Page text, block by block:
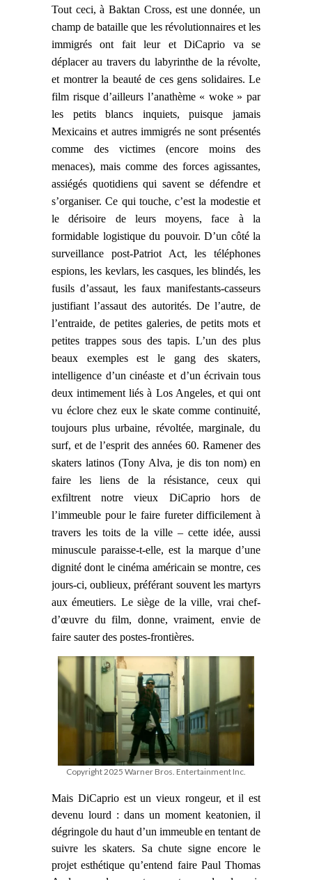
Tout ceci, à Baktan Cross, est une donnée, un
champ de bataille que les révolutionnaires et les
immigrés ont fait leur et DiCaprio va se
déplacer au travers du labyrinthe de la révolte,
et montrer la beauté de ces gens solidaires. Le
film risque d’ailleurs l’anathème « woke » par
les petits blancs inquiets, puisque jamais
Mexicains et autres immigrés ne sont présentés
comme des victimes (encore moins des
menaces), mais comme des forces agissantes,
assiégés quotidiens qui savent se défendre et
s’organiser. Ce qui touche, c’est la modestie et
le dérisoire de leurs moyens, face à la
formidable logistique du pouvoir. D’un côté la
surveillance post-Patriot Act, les téléphones
espions, les kevlars, les casques, les blindés, les
fusils d’assaut, les faux manifestants-casseurs
justifiant l’assaut des autorités. De l’autre, de
l’entraide, de petites galeries, de petits mots et
petites trappes sous des tapis. L’un des plus
beaux exemples est le gang des skaters,
intelligence d’un cinéaste et d’un écrivain tous
deuxintimementliés à Los Angeles, et qui ont
vu éclore chez eux le skate comme continuité,
toujours plus urbaine, révoltée, marginale, du
surf, et de l’esprit des années 60. Ramener des
skaters latinos (Tony Alva, je dis ton nom) en
faire les liens de la résistance, ceux qui
exfiltrent notre vieux DiCaprio hors de
l’immeuble pour le faire fureter difficilement à
travers les toits de la ville – cette idée, aussi
minuscule paraisse-t-elle, est la marque d’une
dignité dont le cinéma américain se montre, ces
jours-ci, oublieux, préférant souvent les martyrs
aux émeutiers. Le siège de la ville, vrai chef-
d’œuvre du film, donne, vraiment, envie de
faire sauter des postes-frontières.
Copyright 2025 Warner Bros. Entertainment Inc.
Mais DiCaprio est un vieux rongeur, et il est
devenu lourd : dans un moment keatonien, il
dégringole du haut d’un immeubleen tentant de
suivre les skaters. Sa chutesigne encore le
projet esthétiquequ’entend fairePaul Thomas